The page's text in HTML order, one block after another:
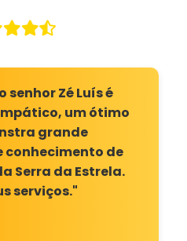
Zé Luís é
um ótimo
grande
conhecimento de
Serra da Estrela.
serviços."